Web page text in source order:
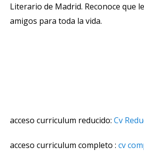
Literario de Madrid. Reconoce que
amigos para toda la vida.
acceso curriculum reducido: Cv
acceso curriculum completo : cv